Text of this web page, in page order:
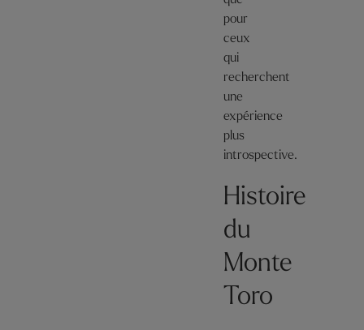
pour
ceux
qui
recherchent
une
expérience
plus
introspective.
Histoire
du
Monte
Toro